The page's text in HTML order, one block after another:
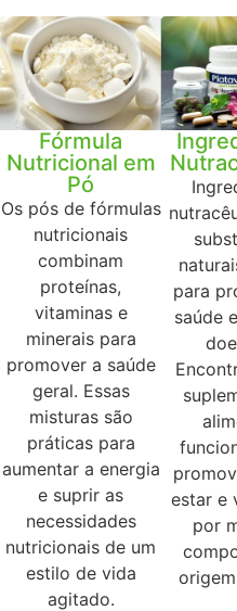
Fórmula
Nutricional em
Pó
Os pós de fórmulas
nutricionais
combinam
proteínas,
vitaminas e
minerais para
promover a saúde
geral. Essas
misturas são
práticas para
aumentar a energia
e suprir as
necessidades
nutricionais de um
estilo de vida
agitado.
para
saúde
estar e
por